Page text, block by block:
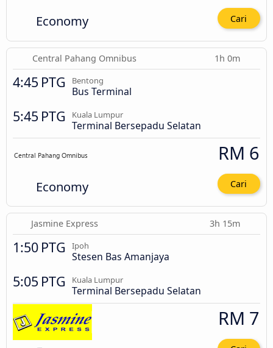
Economy Cari
Central Pahang Omnibus 1h 0m
4:45 PTG Bentong
Bus Terminal
5:45 PTG Kuala Lumpur
Terminal Bersepadu Selatan
Economy
RM 6
Cari
Jasmine Express 3h 15m
1:50 PTG Ipoh
Stesen Bas Amanjaya
5:05 PTG Kuala Lumpur
Terminal Bersepadu Selatan
RM 7